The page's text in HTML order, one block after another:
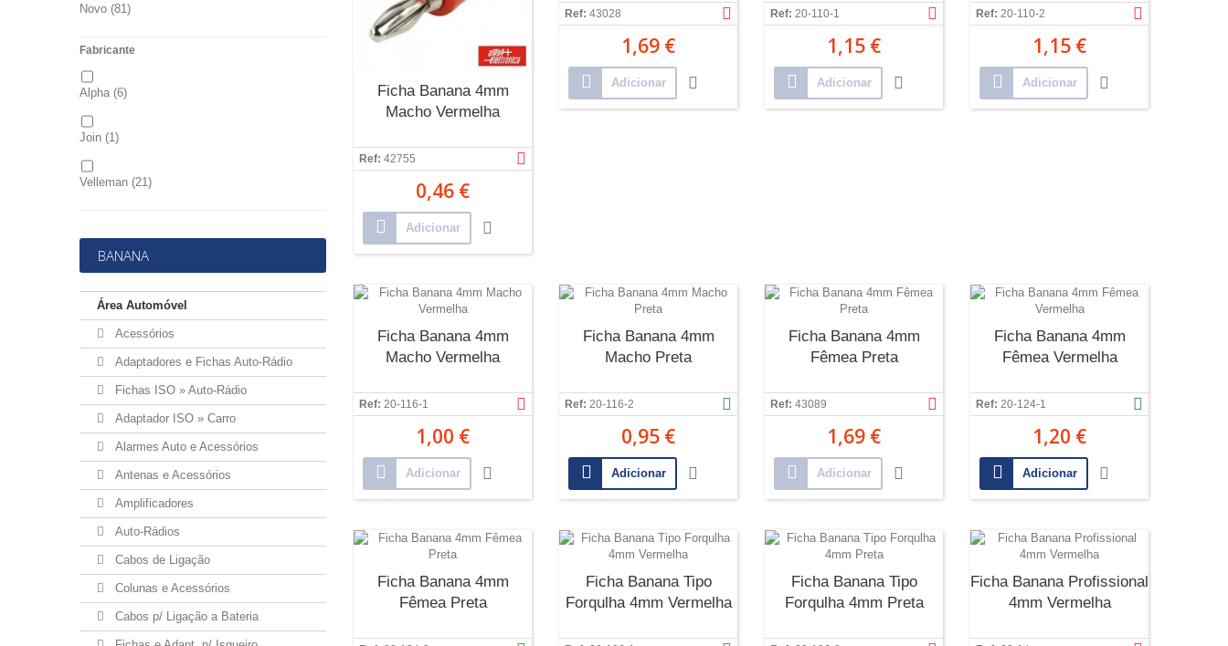
Novo (81)
Fabricante
Alpha (6)
Join (1)
Velleman (21)
BANANA
Área Automóvel
Acessórios
Adaptadores e Fichas Auto-Rádio
Fichas ISO » Auto-Rádio
Adaptador ISO » Carro
Alarmes Auto e Acessórios
Antenas e Acessórios
Amplificadores
Auto-Rádios
Cabos de Ligação
Colunas e Acessórios
Cabos p/ Ligação a Bateria
Ficha Banana 4mm
Macho Vermelha
Ref: 42755
0,46 €
Adicionar
Ref: 43028
1,69 €
Adicionar
Ref: 20-110-1
1,15 €
Adicionar
Ref: 20-110-2
1,15 €
Adicionar
Ficha Banana 4mm
Macho Vermelha
Ref: 20-116-1
1,00 €
Adicionar
Ficha Banana 4mm
Macho Preta
Ref: 20-116-2
0,95 €
Adicionar
Ficha Banana 4mm
Fêmea Preta
Ref: 43089
1,69 €
Adicionar
Ficha Banana 4mm
Fêmea Vermelha
Ref: 20-124-1
1,20 €
Adicionar
Ficha Banana 4mm
Fêmea Preta
Ficha Banana Tipo
Forqulha 4mm Vermelha
Ficha Banana Tipo
Forqulha 4mm Preta
Ficha Banana Profissional
4mm Vermelha